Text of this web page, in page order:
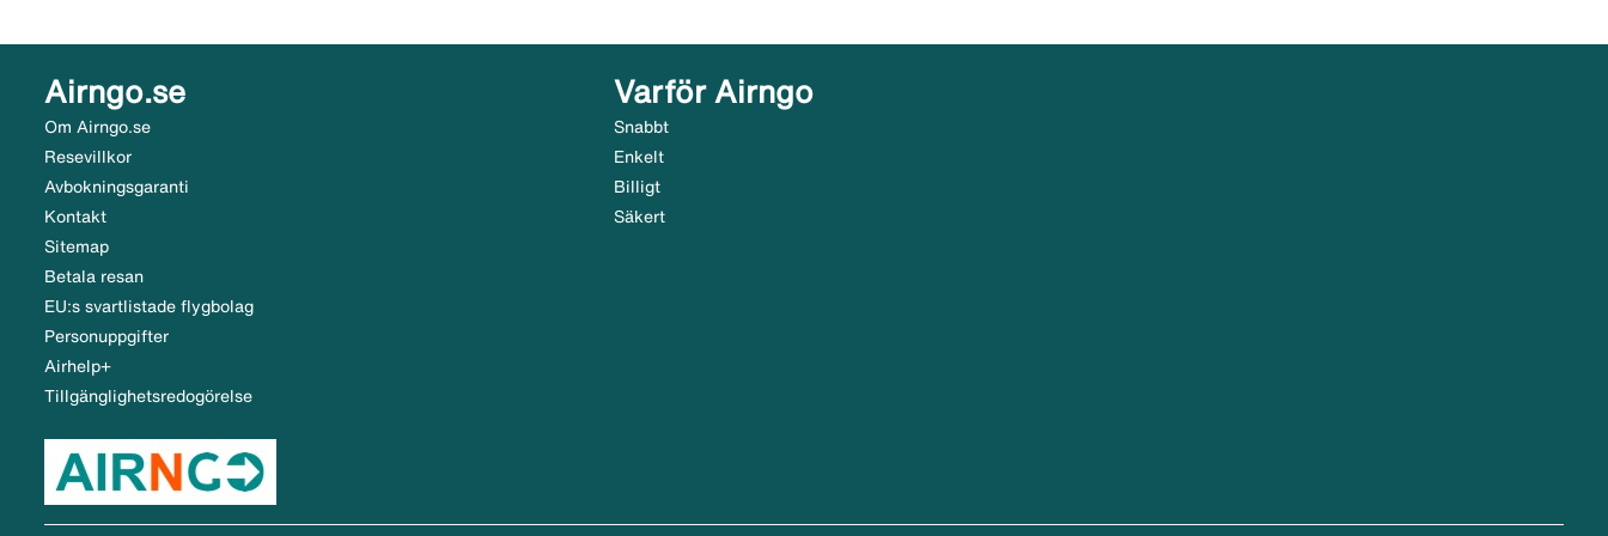
Airngo.se
Om Airngo.se
Resevillkor
Avbokningsgaranti
Kontakt
Sitemap
Betala resan
EU:s svartlistade flygbolag
Personuppgifter
Airhelp+
Tillgänglighetsredogörelse
Varför Airngo
Snabbt
Enkelt
Billigt
Säkert